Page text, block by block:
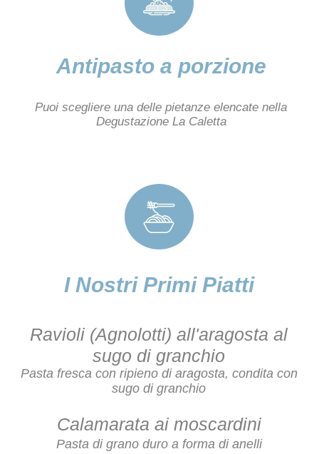
Antipasto a porzione
Puoi scegliere una delle pietanze elencate nella
Degustazione La Caletta
I Nostri Primi Piatti
Ravioli (Agnolotti) all'aragosta al
sugo di granchio
Pasta fresca con ripieno di aragosta, condita con
sugo di granchio
Calamarata ai moscardini
Pasta di grano duro a forma di anelli